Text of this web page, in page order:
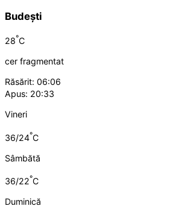
Budești
28°C
cer fragmentat
Răsărit: 06:06
Apus: 20:33
Vineri
36/24°C
Sâmbătă
36/22°C
Duminică